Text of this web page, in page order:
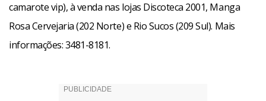
camarote vip), à venda nas lojas Discoteca 2001, Manga
Rosa Cervejaria (202 Norte) e Rio Sucos (209 Sul). Mais
informações: 3481-8181.